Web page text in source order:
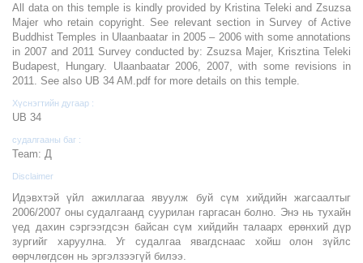
All data on this temple is kindly provided by Kristina Teleki and Zsuzsa
Majer who retain copyright. See relevant section in Survey of Active
Buddhist Temples in Ulaanbaatar in 2005 – 2006 with some annotations
in 2007 and 2011 Survey conducted by: Zsuzsa Majer, Krisztina Teleki
Budapest, Hungary. Ulaanbaatar 2006, 2007, with some revisions in
2011. See also UB 34 AM.pdf for more details on this temple.
Хүснэгтийн дугаар :
UB 34
судалгааны баг :
Team: Д
Disclaimer
Идэвхтэй үйл ажиллагаа явуулж буй сүм хийдийн жагсаалтыг
2006/2007 оны судалгаанд суурилан гаргасан болно. Энэ нь тухайн
үед дахин сэргээгдсэн байсан сүм хийдийн талаарх ерөнхий дүр
зургийг харуулна. Уг судалгаа явагдснаас хойш олон зүйлс
өөрчлөгдсөн нь эргэлзээгүй билээ.